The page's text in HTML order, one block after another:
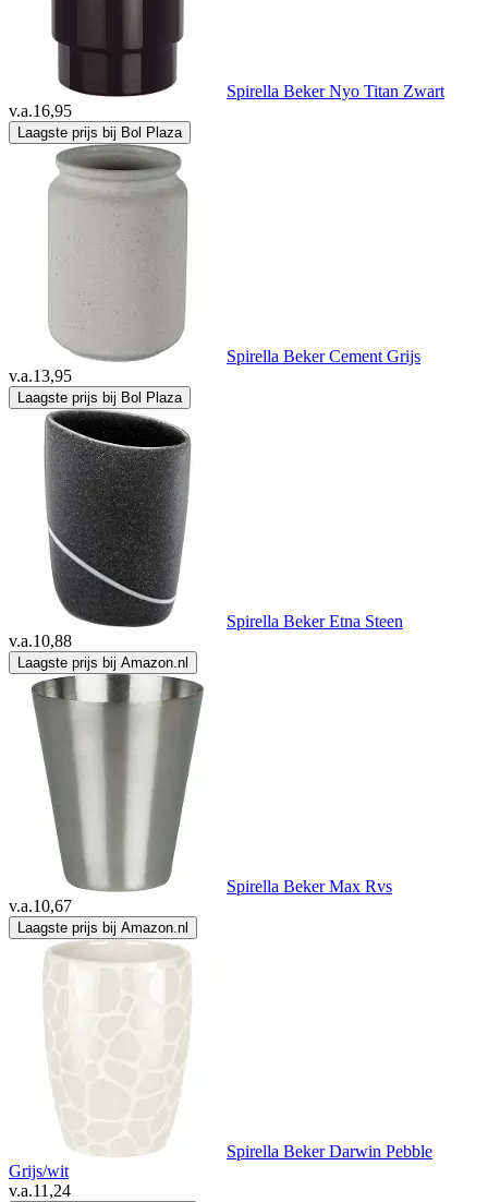
Spirella Beker Nyo Titan Zwart
v.a.16,95
Laagste prijs bij Bol Plaza
Spirella Beker Cement Grijs
v.a.13,95
Laagste prijs bij Bol Plaza
Spirella Beker Etna Steen
v.a.10,88
Laagste prijs bij Amazon.nl
Spirella Beker Max Rvs
v.a.10,67
Laagste prijs bij Amazon.nl
Spirella Beker Darwin Pebble
Grijs/wit
v.a.11,24